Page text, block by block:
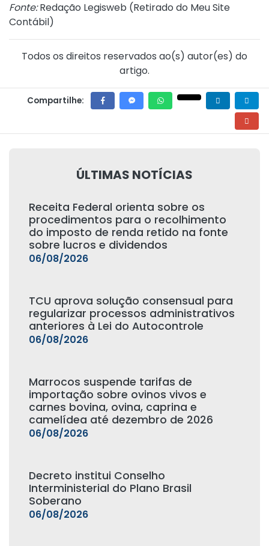
Fonte:Redação Legisweb (Retirado do Meu Site
Contábil)
Todos os direitos reservados ao(s) autor(es) do
artigo.
Compartilhe:
ÚLTIMAS NOTÍCIAS
Receita Federal orienta sobre os
procedimentos para o recolhimento
do imposto de renda retido na fonte
sobre lucros e dividendos
06/08/2026
TCU aprova solução consensual para
regularizar processos administrativos
anteriores à Lei do Autocontrole
06/08/2026
Marrocos suspende tarifas de
importação sobre ovinos vivos e
carnes bovina, ovina, caprina e
camelídea até dezembro de 2026
06/08/2026
Decreto institui Conselho
Interministerial do Plano Brasil
Soberano
06/08/2026